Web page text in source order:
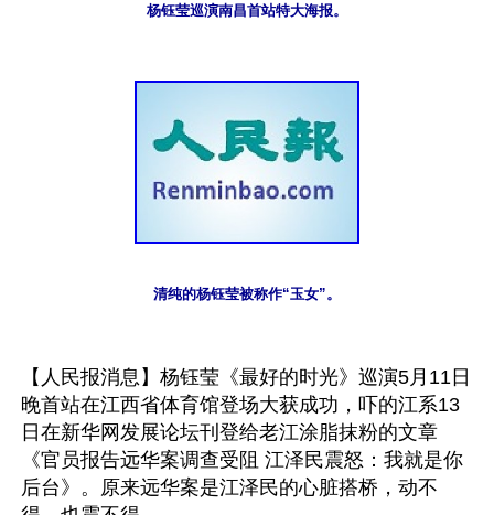
杨钰莹巡演南昌首站特大海报。
清纯的杨钰莹被称作“玉女”。
【人民报消息】杨钰莹《最好的时光》巡演5月11日
晚首站在江西省体育馆登场大获成功，吓的江系13
日在新华网发展论坛刊登给老江涂脂抹粉的文章
《官员报告远华案调查受阻 江泽民震怒：我就是你
后台》。原来远华案是江泽民的心脏搭桥，动不